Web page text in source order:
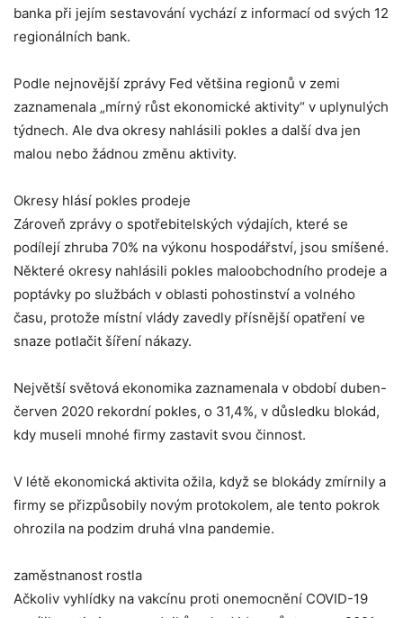
banka při jejím sestavování vychází z informací od svých 12
regionálních bank.
Podle nejnovější zprávy Fed většina regionů v zemi
zaznamenala „mírný růst ekonomické aktivity“ v uplynulých
týdnech. Ale dva okresy nahlásili pokles a další dva jen
malou nebo žádnou změnu aktivity.
Okresy hlásí pokles prodeje
Zároveň zprávy o spotřebitelských výdajích, které se
podílejí zhruba 70% na výkonu hospodářství, jsou smíšené.
Některé okresy nahlásili pokles maloobchodního prodeje a
poptávky po službách v oblasti pohostinství a volného
času, protože místní vlády zavedly přísnější opatření ve
snaze potlačit šíření nákazy.
Největší světová ekonomika zaznamenala v období duben-
červen 2020 rekordní pokles, o 31,4%, v důsledku blokád,
kdy museli mnohé firmy zastavit svou činnost.
V létě ekonomická aktivita ožila, když se blokády zmírnily a
firmy se přizpůsobily novým protokolem, ale tento pokrok
ohrozila na podzim druhá vlna pandemie.
zaměstnanost rostla
Ačkoliv vyhlídky na vakcínu proti onemocnění COVID-19